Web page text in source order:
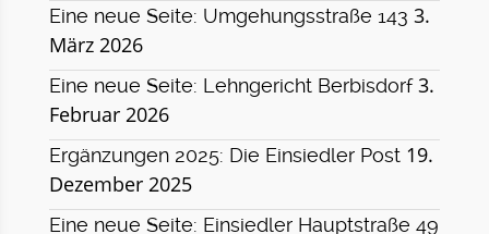
Eine neue Seite: Umgehungsstraße 143 3.
März 2026
Eine neue Seite: Lehngericht Berbisdorf 3.
Februar 2026
Ergänzungen 2025: Die Einsiedler Post 19.
Dezember 2025
Eine neue Seite: Einsiedler Hauptstraße 49